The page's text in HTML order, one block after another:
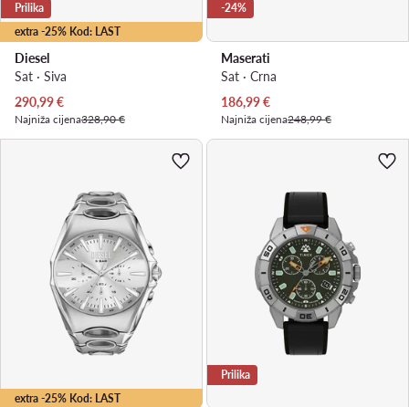
extra -25% Kod: LAST
Prilika
Diesel
Sat · Siva
Trenutna cijena
290,99€
Najniža cijena328,90 €
-24%
Maserati
Sat · Crna
Trenutna cijena
186,99€
Najniža cijena248,99 €
extra -25% Kod: LAST
Prilika